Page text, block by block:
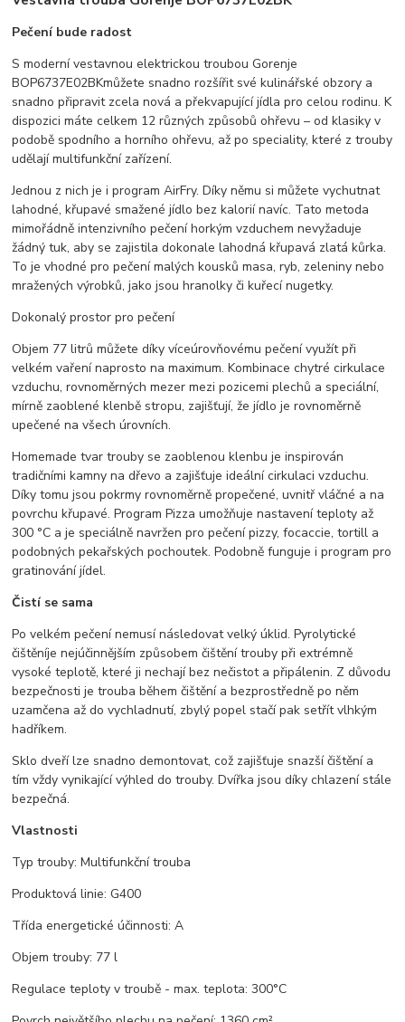
Pečení bude radost
S moderní vestavnou elektrickou troubou Gorenje
BOP6737E02BKmůžete snadno rozšířit své kulinářské obzory a
snadno připravit zcela nová a překvapující jídla pro celou rodinu. K
dispozici máte celkem 12 různých způsobů ohřevu – od klasiky v
podobě spodního a horního ohřevu, až po speciality, které z trouby
udělají multifunkční zařízení.
Jednou z nich je i program AirFry. Díky němu si můžete vychutnat
lahodné, křupavé smažené jídlo bez kalorií navíc. Tato metoda
mimořádně intenzivního pečení horkým vzduchem nevyžaduje
žádný tuk, aby se zajistila dokonale lahodná křupavá zlatá kůrka.
To je vhodné pro pečení malých kousků masa, ryb, zeleniny nebo
mražených výrobků, jako jsou hranolky či kuřecí nugetky.
Dokonalý prostor pro pečení
Objem 77 litrů můžete díky víceúrovňovému pečení využít při
velkém vaření naprosto na maximum. Kombinace chytré cirkulace
vzduchu, rovnoměrných mezer mezi pozicemi plechů a speciální,
mírně zaoblené klenbě stropu, zajišťují, že jídlo je rovnoměrně
upečené na všech úrovních.
Homemade tvar trouby se zaoblenou klenbu je inspirován
tradičními kamny na dřevo a zajišťuje ideální cirkulaci vzduchu.
Díky tomu jsou pokrmy rovnoměrně propečené, uvnitř vláčné a na
povrchu křupavé. Program Pizza umožňuje nastavení teploty až
300 °C a je speciálně navržen pro pečení pizzy, focaccie, tortill a
podobných pekařských pochoutek. Podobně funguje i program pro
gratinování jídel.
Čistí se sama
Po velkém pečení nemusí následovat velký úklid. Pyrolytické
čištěníje nejúčinnějším způsobem čištění trouby při extrémně
vysoké teplotě, které ji nechají bez nečistot a připálenin. Z důvodu
bezpečnosti je trouba během čištění a bezprostředně po něm
uzamčena až do vychladnutí, zbylý popel stačí pak setřít vlhkým
hadříkem.
Sklo dveří lze snadno demontovat, což zajišťuje snazší čištění a
tím vždy vynikající výhled do trouby. Dvířka jsou díky chlazení stále
bezpečná.
Vlastnosti
Typ trouby: Multifunkční trouba
Produktová linie: G400
Třída energetické účinnosti: A
Objem trouby: 77 l
Regulace teploty v troubě - max. teplota: 300°C